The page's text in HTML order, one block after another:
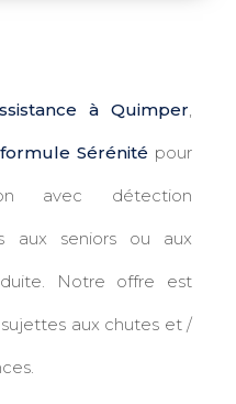
à Quimper,
formule Sérénité pour
avec détection
aux seniors ou aux
Notre offre est
aux chutes et /